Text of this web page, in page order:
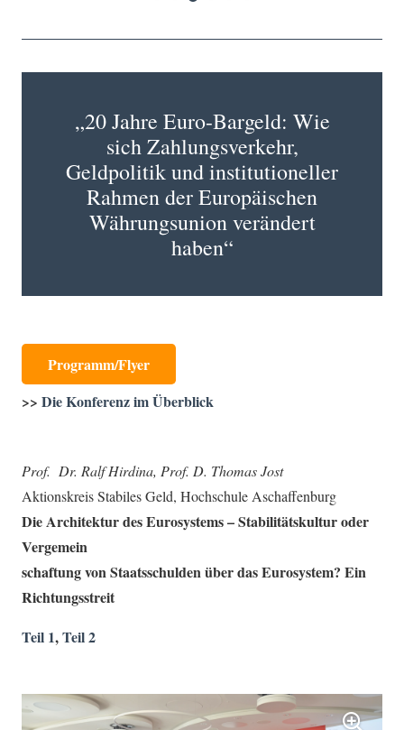
„20 Jahre Euro-Bargeld: Wie
sich Zahlungsverkehr,
Geldpolitik und institutioneller
Rahmen der Europäischen
Währungsunion verändert
haben“
Programm/Flyer
>> Die Konferenz im Überblick
Prof. Dr. Ralf Hirdina, Prof. D. Thomas Jost
Aktionskreis Stabiles Geld, Hochschule Aschaffenburg
Die Architektur des Eurosystems –Stabilitätskultur oder
Vergemein
schaftung von Staatsschulden überdas Eurosystem? Ein
Richtungsstreit
Teil 1,Teil 2